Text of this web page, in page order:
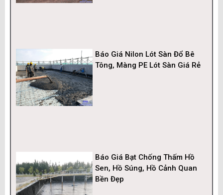
Báo Giá Nilon Lót Sàn Đổ Bê
Tông, Màng PE Lót Sàn Giá Rẻ
Báo Giá Bạt Chống Thấm Hồ
Sen, Hồ Súng, Hồ Cảnh Quan
Bền Đẹp